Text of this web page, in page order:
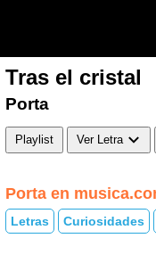
Tras el cristal
Porta
Playlist Ver Letra
Porta en
Letras Curiosidades